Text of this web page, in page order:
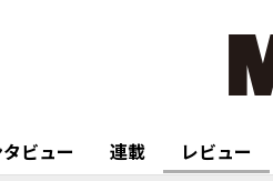
ビュー 連載 レビュー